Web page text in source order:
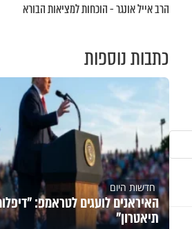
הרב אייל אונגר - הוכחות למציאות הבורא
כתבות נוספות
חדשות היום
האיראנים לועגים לטראמפ:
תיאטרון"